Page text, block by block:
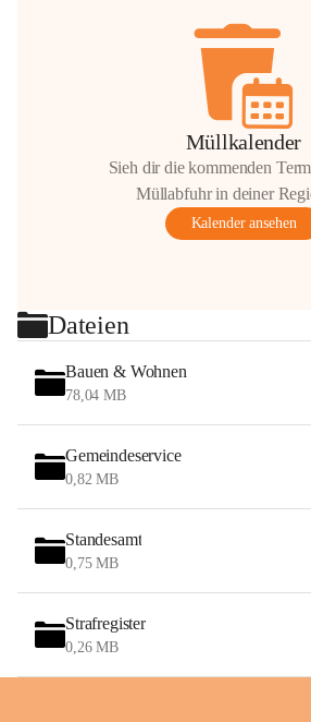
Müllkalender
Sieh dir die kommenden
Müllabfuhr in deiner
Kalender ansehen
Dateien
Bauen & Wohnen
78,04 MB
Gemeindeservice
0,82 MB
Standesamt
0,75 MB
Strafregister
0,26 MB